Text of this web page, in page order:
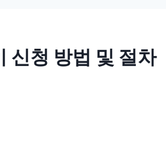
신청 방법 및 절차